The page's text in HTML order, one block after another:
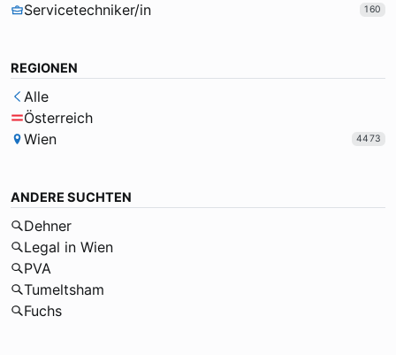
Servicetechniker/in 160
REGIONEN
Alle
Österreich
Wien
4473
ANDERE SUCHTEN
Dehner
Legal in Wien
PVA
Tumeltsham
Fuchs